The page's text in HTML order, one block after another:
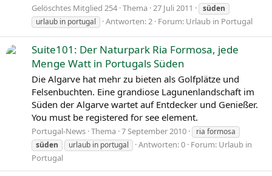
Gelöschtes Mitglied 254 Thema 27 Juli 2011
süden
urlaub in portugal
Antworten: 2 Forum: Urlaub in Portugal
Suite101: Der Naturpark Ria Formosa, jede
Menge Watt in Portugals Süden
Die Algarve hat mehr zu bieten als Golfplätze und
Felsenbuchten. Eine grandiose Lagunenlandschaft im
Süden der Algarve wartet auf Entdecker und Genießer.
You must be registered for see element.
Portugal-News Thema 7 September 2010
ria formosa
süden
urlaub in portugal Antworten: 0 Forum: Urlaub in
Portugal